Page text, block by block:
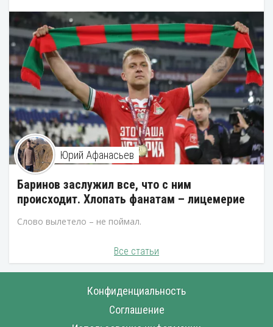
Юрий Афанасьев
Баринов заслужил все, что с ним
происходит. Хлопать фанатам – лицемерие
Слово вылетело – не поймал.
Все статьи
Конфиденциальность
Соглашение